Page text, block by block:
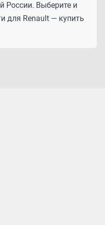
России. Выберите и
для Renault — купить